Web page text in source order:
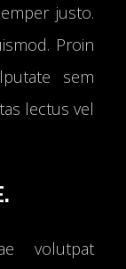
justo.
Proin
sem
lectus vel
volutpat